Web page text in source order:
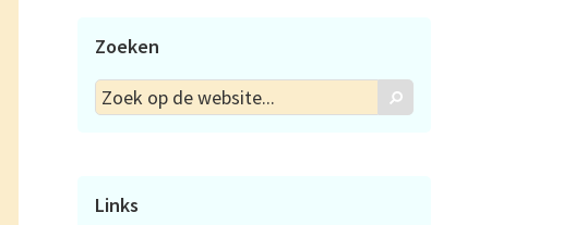
Zoeken
Zoek
op
Zoek
Links